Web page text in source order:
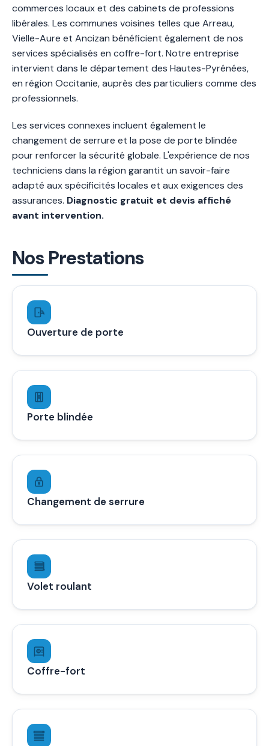
commerces locaux et des cabinets de professions
libérales. Les communes voisines telles que Arreau,
Vielle-Aure et Ancizan bénéficient également de nos
services spécialisés en coffre-fort. Notre entreprise
intervient dans le département des Hautes-Pyrénées,
en région Occitanie, auprès des particuliers comme des
professionnels.
Les services connexes incluent également le
changement de serrure et la pose de porte blindée
pour renforcer la sécurité globale. L'expérience de nos
techniciens dans la région garantit un savoir-faire
adapté aux spécificités locales et aux exigences des
assurances. Diagnostic gratuit et devis affiché
avant intervention.
Nos Prestations
Ouverture de porte
Porte blindée
Changement de serrure
Volet roulant
Coffre-fort